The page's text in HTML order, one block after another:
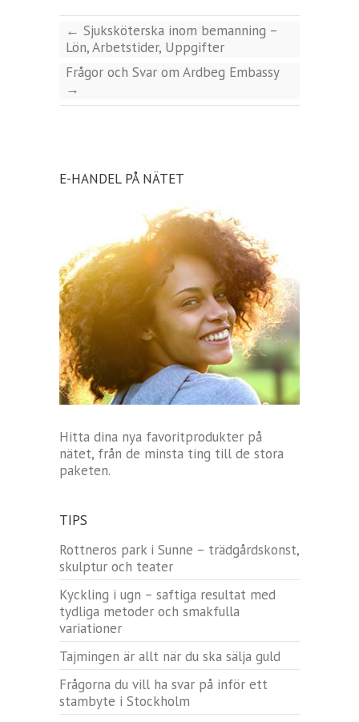
← Sjuksköterska inom bemanning –
Lön, Arbetstider, Uppgifter
Frågor och Svar om Ardbeg Embassy
→
E-HANDEL PÅ NÄTET
Hitta dina nya favoritprodukter på
nätet, från de minsta ting till de stora
paketen.
TIPS
Rottneros park i Sunne – trädgårdskonst,
skulptur och teater
Kyckling i ugn – saftiga resultat med
tydliga metoder och smakfulla
variationer
Tajmingen är allt när du ska sälja guld
Frågorna du vill ha svar på inför ett
stambyte i Stockholm